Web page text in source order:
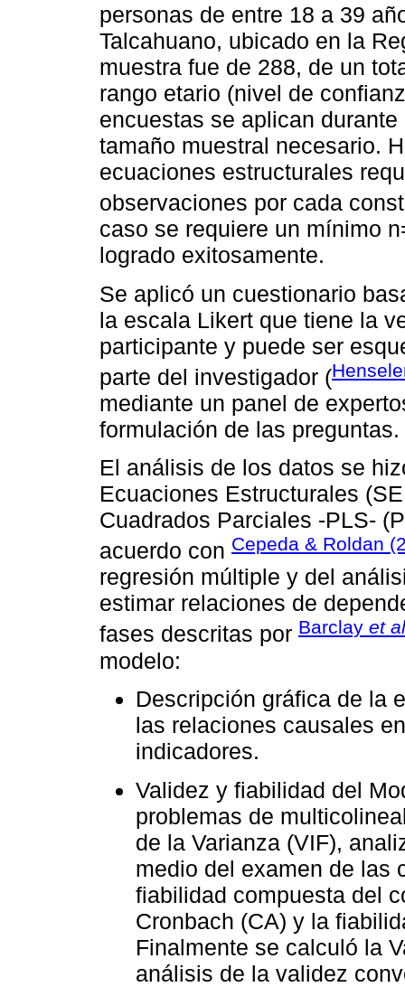
personas de entre 18 a 39
Talcahuano, ubicado en la
muestra fue de 288, de un
rango etario (nivel de
encuestas se aplican
tamaño muestral necesario.
ecuaciones estructurales
observaciones por cada
caso se requiere un mínimo
logrado exitosamente.
Se aplicó un cuestionario
la escala Likert que tiene la
participante y puede ser
parte del investigador (
mediante un panel de
formulación de las preguntas.
El análisis de los datos se
Ecuaciones Estructurales
Cuadrados Parciales -PLS-
acuerdo con Cepeda & Roldan
regresión múltiple y del
estimar relaciones de
fases descritas por Barclay et al
modelo:
Descripción gráfica de la
las relaciones causales
indicadores.
Validez y fiabilidad del
problemas de
de la Varianza (VIF),
medio del examen de las
fiabilidad compuesta del
Cronbach (CA) y la
Finalmente se calculó la
análisis de la validez